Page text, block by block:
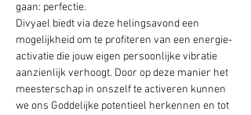
gaan: perfectie.
Divyael biedt via deze helingsavond een
mogelijkheid om te profiteren van een energie-
activatie die jouw eigen persoonlijke vibratie
aanzienlijk verhoogt. Door op deze manier het
meesterschap in onszelf te activeren kunnen
we ons Goddelijke potentieel herkennen en tot